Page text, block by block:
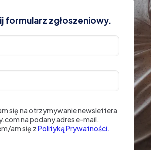
formularz zgłoszeniowy.
się na otrzymywanie newslettera
na podany adres e-mail.
am się zPolityką Prywatności.